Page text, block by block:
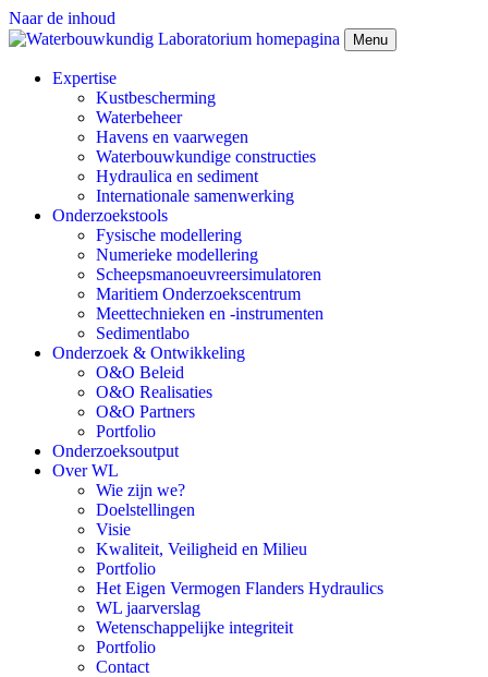
Naar de inhoud
Menu
Expertise
Kustbescherming
Waterbeheer
Havens en vaarwegen
Waterbouwkundige constructies
Hydraulica en sediment
Internationale samenwerking
Onderzoekstools
Fysische modellering
Numerieke modellering
Scheepsmanoeuvreersimulatoren
Maritiem Onderzoekscentrum
Meettechnieken en -instrumenten
Sedimentlabo
Onderzoek & Ontwikkeling
O&O Beleid
O&O Realisaties
O&O Partners
Portfolio
Onderzoeksoutput
Over WL
Wie zijn we?
Doelstellingen
Visie
Kwaliteit, Veiligheid en Milieu
Portfolio
Het Eigen Vermogen Flanders Hydraulics
WL jaarverslag
Wetenschappelijke integriteit
Portfolio
Contact